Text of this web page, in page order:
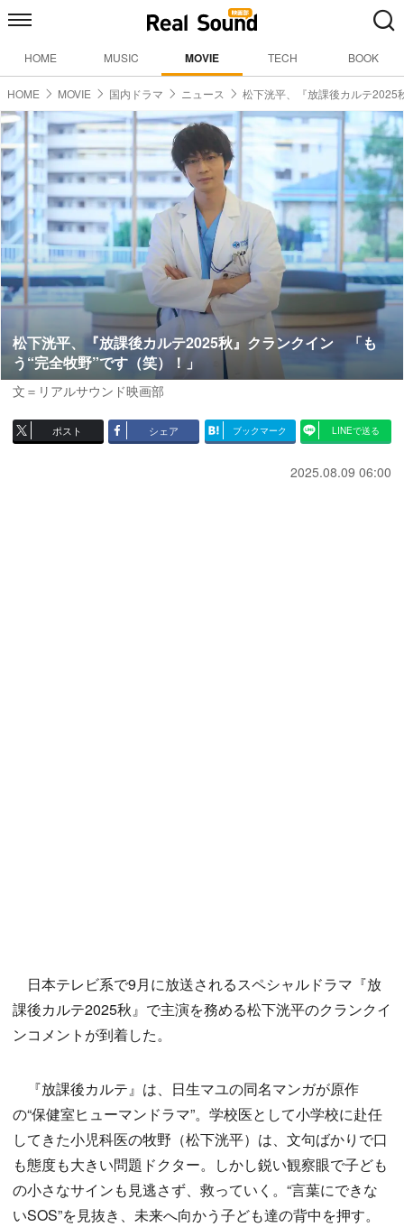
HOME MUSIC MOVIE TECH BOOK
HOME MOVIE 国内ドラマ ニュース 松下洸平、『放課後カルテ2025
松下洸平、『放課後カルテ2025秋』クランクイン 「も
う“完全牧野”です（笑）！」
文＝リアルサウンド映画部
ポスト シェア ブックマーク LINEで送る
2025.08.09 06:00
日本テレビ系で9月に放送されるスペシャルドラマ『放
課後カルテ2025秋』で主演を務める松下洸平のクランクイ
ンコメントが到着した。
『放課後カルテ』は、日生マユの同名マンガが原作
の“保健室ヒューマンドラマ”。学校医として小学校に赴任
してきた小児科医の牧野（松下洸平）は、文句ばかりで口
も態度も大きい問題ドクター。しかし鋭い観察眼で子ども
の小さなサインも見逃さず、救っていく。“言葉にできな
いSOS”を見抜き、未来へ向かう子ども達の背中を押す。